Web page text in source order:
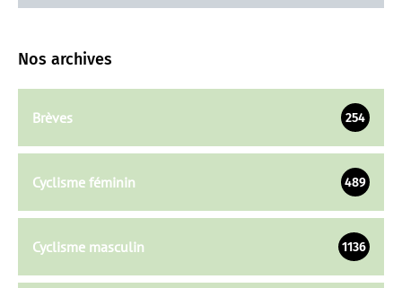
Nos archives
Brèves 254
Cyclisme féminin 489
Cyclisme masculin 1136